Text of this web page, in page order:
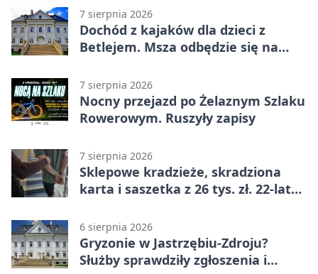
7 sierpnia 2026
Dochód z kajaków dla dzieci z
Betlejem. Msza odbędzie się na
7 sierpnia 2026
Nocny przejazd po Żelaznym Szlaku
Rowerowym. Ruszyły zapisy
7 sierpnia 2026
Sklepowe kradzieże, skradziona
karta i saszetka z 26 tys. zł. 22-latek
6 sierpnia 2026
Gryzonie w Jastrzębiu-Zdroju?
Służby sprawdziły zgłoszenia i